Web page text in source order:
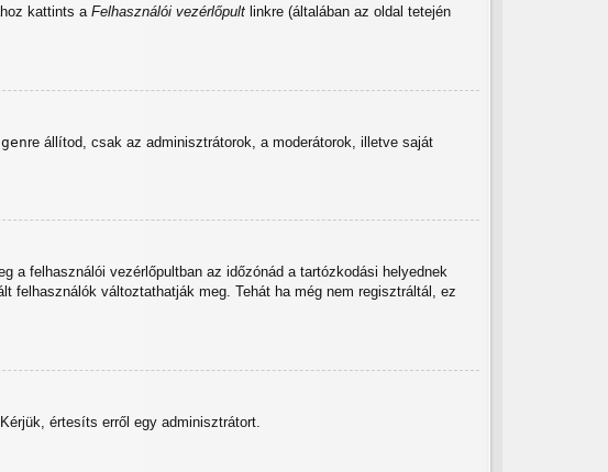
kattints a Felhasználói vezérlőpult linkre (általában az oldal tetején
re állítod, csak az adminisztrátorok, a moderátorok, illetve saját
a felhasználói vezérlőpultban az időzónád a tartózkodási helyednek
felhasználók változtathatják meg. Tehát ha még nem regisztráltál, ez
értesíts erről egy adminisztrátort.